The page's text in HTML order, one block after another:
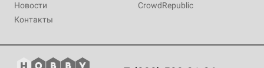
Новости
Контакты
CrowdRepublic